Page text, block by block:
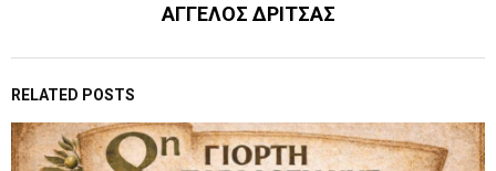
ΑΓΓΕΛΟΣ ΔΡΙΤΣΑΣ
RELATED POSTS